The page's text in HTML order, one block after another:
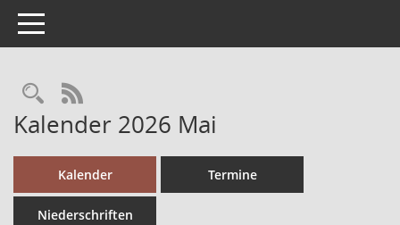
Toggle navigation
RSS-Feed
Kalender 2026 Mai
Kalender Termine
Niederschriften